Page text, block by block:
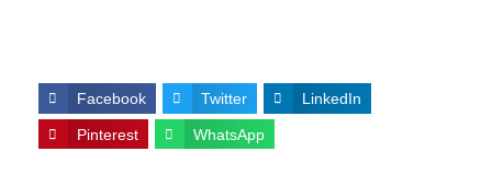
Facebook Twitter LinkedIn
Pinterest WhatsApp